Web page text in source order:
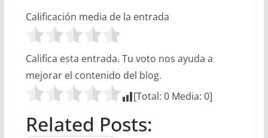
Calificación media de la entrada
Califica esta entrada. Tu voto nos ayuda a
mejorar el contenido del blog.
[Total: 0Media: 0]
Related Posts: